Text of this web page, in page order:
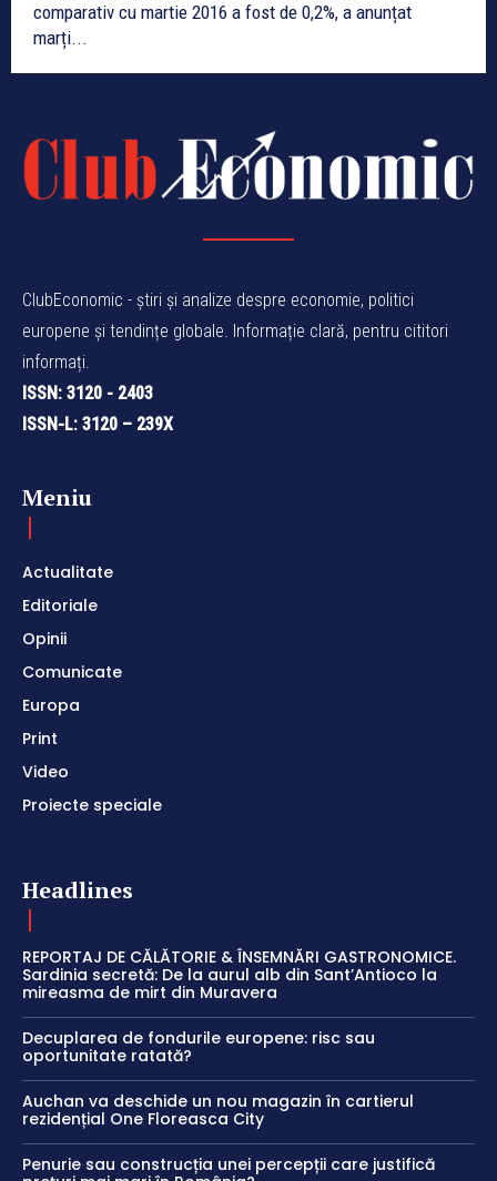
comparativ cu martie 2016 a fost de 0,2%, a anunțat
marți...
ClubEconomic - știri și analize despre economie, politici
europene și tendințe globale. Informație clară, pentru cititori
informați.
ISSN: 3120 - 2403
ISSN-L: 3120 – 239X
Meniu
Actualitate
Editoriale
Opinii
Comunicate
Europa
Print
Video
Proiecte speciale
Headlines
REPORTAJ DE CĂLĂTORIE & ÎNSEMNĂRI GASTRONOMICE.
Sardinia secretă: De la aurul alb din Sant’Antioco la
mireasma de mirt din Muravera
Decuplarea de fondurile europene: risc sau
oportunitate ratată?
Auchan va deschide un nou magazin în cartierul
rezidențial One Floreasca City
Penurie sau construcția unei percepții care justifică